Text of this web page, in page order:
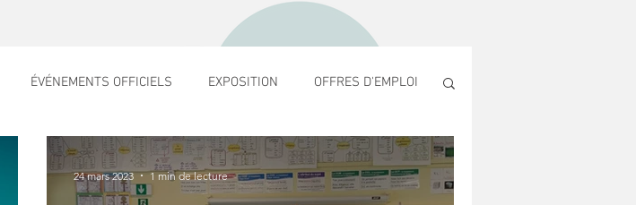
ÉVÉNEMENTS OFFICIELS EXPOSITION OFFRES D'EMPLOI
JEUNESSE SOLIDARITÉ INFO ECONOMIE
24 mars 2023 1 min de lecture